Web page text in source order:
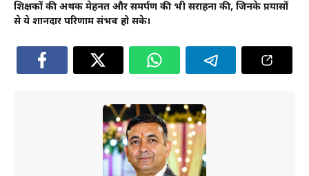
शिक्षकों की अथक मेहनत और समर्पण की भी सराहना की, जिनके प्रयासों
से ये शानदार परिणाम संभव हो सके।